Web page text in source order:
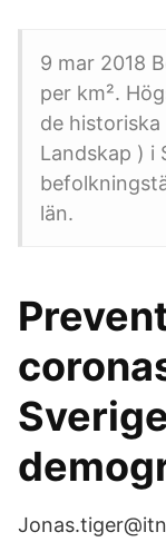
9 mar 2018
per km².
de
Landskap ) i
län.